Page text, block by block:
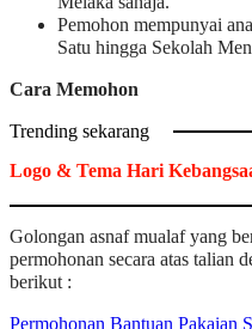
Pemohon mempunyai
Satu hingga Sekolah
Cara Memohon
Trending sekarang
Logo & Tema Hari
Golongan asnaf mualaf yang
permohonan secara atas talian
berikut :
Permohonan Bantuan Pakaian